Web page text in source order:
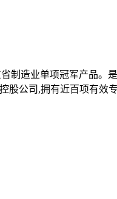
制造业单项冠军产品。
股公司,拥有近百项有效